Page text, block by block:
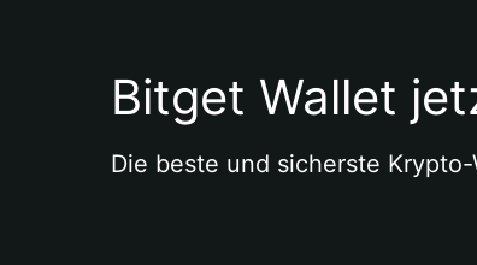
Bitget Wallet
Die beste und sicherste